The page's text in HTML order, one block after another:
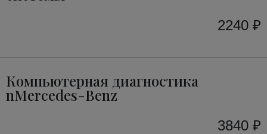
2240 ₽
Компьютерная диагностика
nMercedes-Benz
3840 ₽